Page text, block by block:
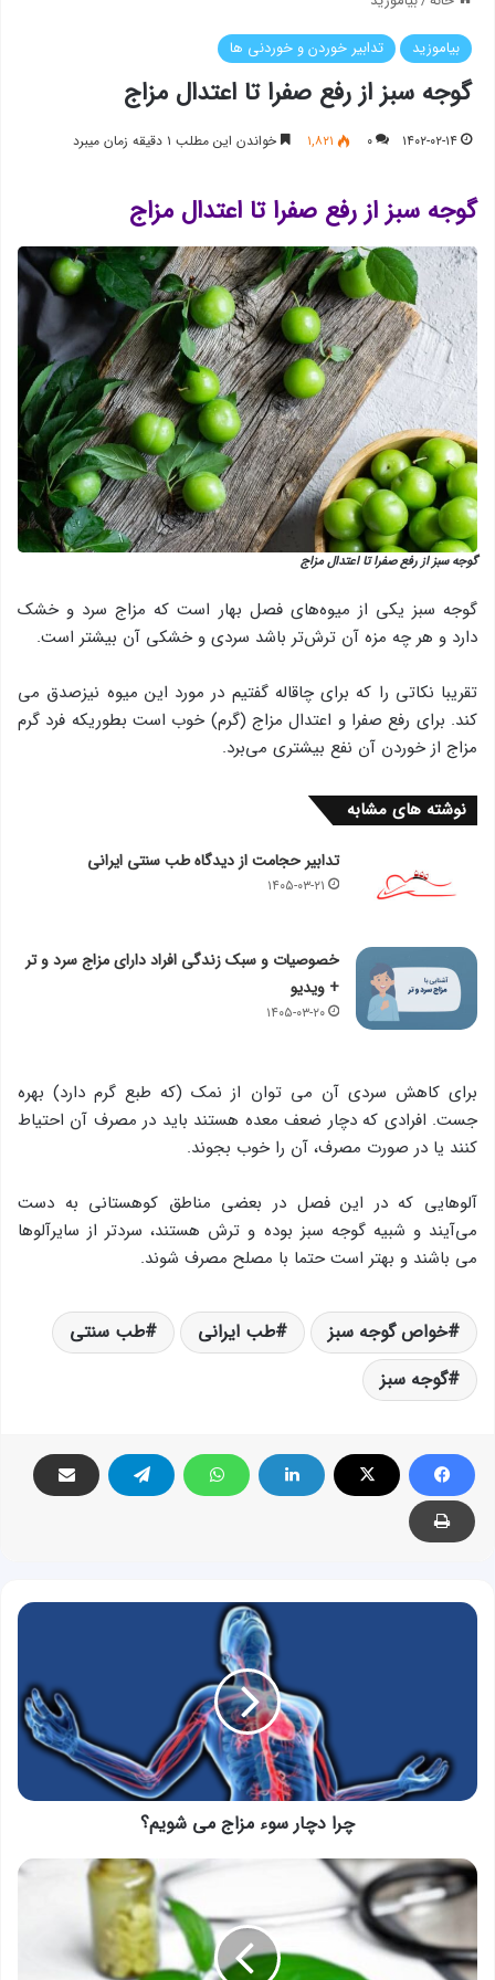
بیاموزید تدابیر خوردن و خوردنی ها
گوجه سبز از رفع صفرا تا اعتدال مزاج
۱۴۰۲-۰۲-۱۴ ۰ ۱,۸۲۱ خواندن این مطلب ۱ دقیقه زمان میبرد
گوجه سبز از رفع صفرا تا اعتدال مزاج
گوجه سبز از رفع صفرا تا اعتدال مزاج
گوجه سبز یكی از میوه‌های فصل بهار است كه مزاج سرد و خشك
دارد و هر چه مزه آن ترش‌تر باشد سردی و خشكی آن بیشتر است.
تقریبا نكاتی را كه برای چاقاله گفتیم در مورد این میوه نیزصدق می
كند. برای رفع صفرا و اعتدال مزاج (گرم) خوب است بطوریكه فرد گرم
مزاج از خوردن آن نفع بیشتری می‌برد.
نوشته های مشابه
تدابیر حجامت از دیدگاه طب سنتی ایرانی
۱۴۰۵-۰۳-۲۱
خصوصیات و سبک زندگی افراد دارای مزاج سرد و تر
+ ویدیو
۱۴۰۵-۰۳-۲۰
برای كاهش سردی آن می توان از نمك (كه طبع گرم دارد) بهره
جست. افرادی كه دچار ضعف معده هستند باید در مصرف آن احتیاط
كنند یا در صورت مصرف، آن را خوب بجوند.
آلوهایی كه در این فصل در بعضی مناطق كوهستانی به دست
می‌آیند و شبیه گوجه سبز بوده و ترش هستند، سردتر از سایرآلوها
می باشند و بهتر است حتما با مصلح مصرف شوند.
خواص گوجه سبز طب ایرانی
طب سنتی
گوجه سبز
چرا
چرا دچار سوء مزاج می شویم؟
طب
سنتی
سلامتی